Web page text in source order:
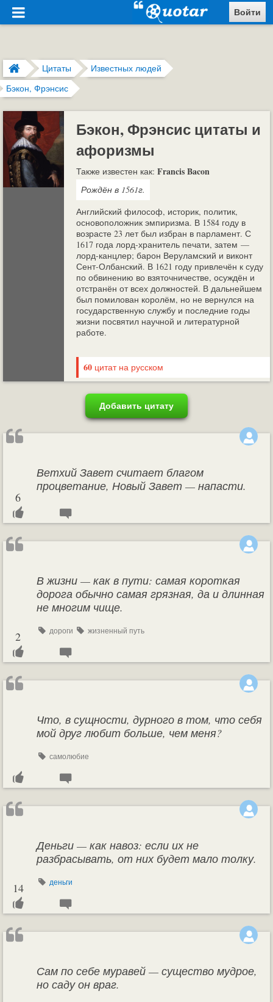
Войти
Цитаты
Известных людей
Бэкон, Фрэнсис
Бэкон, Фрэнсис цитаты и
афоризмы
Также известен как: Francis Bacon
Рождён в 1561г.
Английский философ, историк, политик,
основоположник эмпиризма. В 1584 году в
возрасте 23 лет был избран в парламент. С
1617 года лорд-хранитель печати, затем —
лорд-канцлер; барон Веруламский и виконт
Сент-Олбанский. В 1621 году привлечён к суду
по обвинению во взяточничестве, осуждён и
отстранён от всех должностей. В дальнейшем
был помилован королём, но не вернулся на
государственную службу и последние годы
жизни посвятил научной и литературной
работе.
60 цитат на русском
Добавить цитату
Ветхий Завет считает благом
процветание, Новый Завет — напасти.
6
В жизни — как в пути: самая короткая
дорога обычно самая грязная, да и длинная
не многим чище.
дороги жизненный путь
2
Что, в сущности, дурного в том, что себя
мой друг любит больше, чем меня?
самолюбие
Деньги — как навоз: если их не
разбрасывать, от них будет мало толку.
деньги
14
Сам по себе муравей — существо мудрое,
но саду он враг.